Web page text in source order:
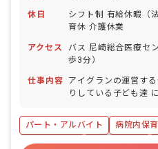
休日
シフト制 有給休暇（
育休 介護休業
アクセス
バス 尼崎総合医療セ
歩3分）
仕事内容
アイグランの運営す
りしている子ども達
活習慣 を教えたり、
会性を養わせたり、行
お知らせの作成をし
パート・アルバイト 病院内保育
福利厚生充実
昇給昇進あり